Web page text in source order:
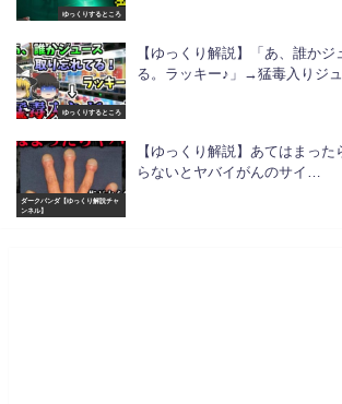
ゆっくりするところ
ゆっくりするところ
【ゆっくり解説】「あ、誰か
る。ラッキー♪」→猛毒入りジ
ダークパンダ【ゆっくり解説チャ
ンネル】
【ゆっくり解説】あてはまっ
らないとヤバイがんのサイ…